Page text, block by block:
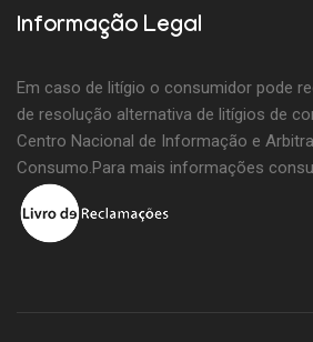
Informação Legal
Em caso de litígio o consumidor pode
de resolução alternativa de litígios de
Centro Nacional de Informação e
Consumo.Para mais informações